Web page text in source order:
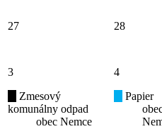
27 28
3
Zmesový
komunálny odpad
obec Nemce
4
Papier